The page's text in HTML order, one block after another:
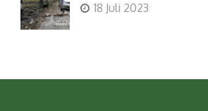
18 Juli 2023